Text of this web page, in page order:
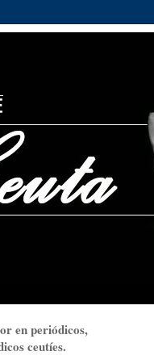
en periódicos,
ceutíes.